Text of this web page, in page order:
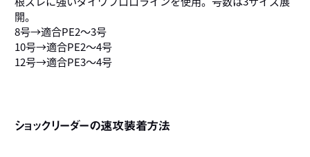
開。
8号→適合PE2～3号
10号→適合PE2～4号
12号→適合PE3～4号
ショックリーダーの速攻装着方法